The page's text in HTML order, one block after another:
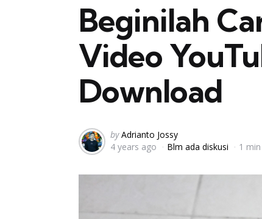
Beginilah
Video
Download
Posted
by
by Adrianto Jossy
4 years ago
Blm ada diskusi 1 min